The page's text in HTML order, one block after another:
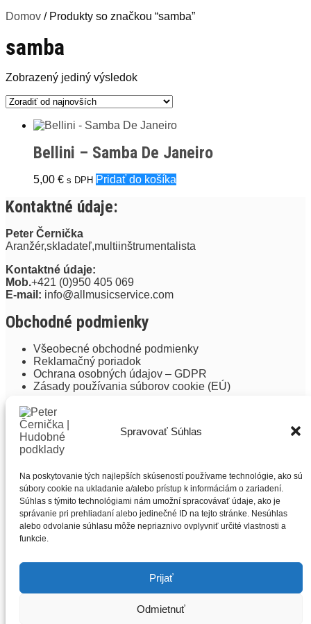
Spravovať Súhlas
Na poskytovanie tých najlepších skúseností používame technológie, ako sú
súbory cookie na ukladanie a/alebo prístup k informáciám o zariadení.
Súhlas s týmito technológiami nám umožní spracovávať údaje, ako je
správanie pri prehliadaní alebo jedinečné ID na tejto stránke. Nesúhlas
alebo odvolanie súhlasu môže nepriaznivo ovplyvniť určité vlastnosti a
funkcie.
Prijať
Odmietnuť
Domov / Produkty so značkou “samba”
samba
Zobrazený jediný výsledok
Bellini – Samba De Janeiro
5,00 € s DPH Pridať do košíka
Kontaktné údaje:
Peter Černička
Aranžér,skladateľ,multiinštrumentalista
Kontaktné údaje:
Mob.+421 (0)950 405 069
E-mail: info@allmusicservice.com
Obchodné podmienky
Všeobecné obchodné podmienky
Reklamačný poriadok
Ochrana osobných údajov – GDPR
Zásady používania súborov cookie (EÚ)
Spôsob platby:
Copyright (2018-2022) All Music Service, s.r.o.